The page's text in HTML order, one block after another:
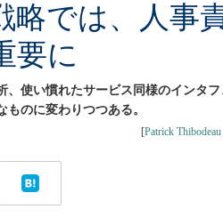
略では、人事
要に
使い慣れたサービス同様のインタ
のに変わりつつある。
[Patrick Thibodeau